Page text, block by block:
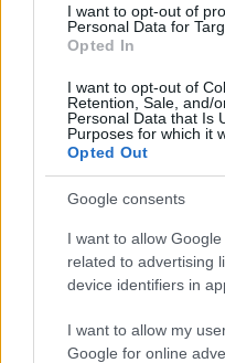
I want to opt-out of
Personal Data for
Opted In
I want to opt-out of
Retention, Sale, and/
Personal Data that Is
Purposes for which it
Opted Out
Google consents
I want to allow
related to advertising
device identifiers in
I want to allow my
Google for online
Bocciature scolastiche:
Marco Tessari · 3 Ago 2026